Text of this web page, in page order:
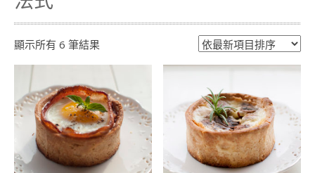
顯示所有 6 筆結果
最
項
目
排
序